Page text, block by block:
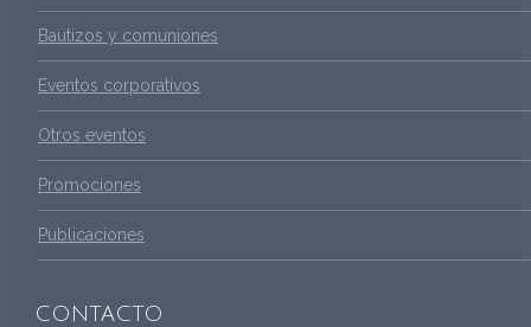
Bautizos y comuniones
Eventos corporativos
Otros eventos
Promociones
Publicaciones
CONTACTO